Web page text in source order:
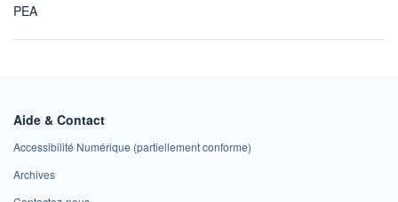
PEA
Aide & Contact
Accessibilité Numérique (partiellement conforme)
Archives